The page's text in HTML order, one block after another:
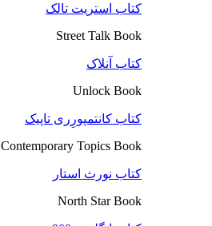
کتاب استریت تالک
Street Talk Book
کتاب آنلاک
Unlock Book
کتاب کانتمپورِری تاپیک
Contemporary Topics Book
کتاب نورث استار
North Star Book